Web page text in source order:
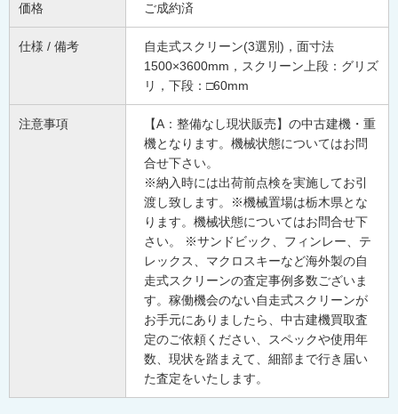
価格 ご成約済
仕様 / 備考
自走式スクリーン(3選別)，面寸法
1500×3600mm，スクリーン上段：グリズ
リ，下段：□60mm
注意事項
【A：整備なし現状販売】の中古建機・重
機となります。機械状態についてはお問
合せ下さい。
※納入時には出荷前点検を実施してお引
渡し致します。※機械置場は栃木県とな
ります。機械状態についてはお問合せ下
さい。 ※サンドビック、フィンレー、テ
レックス、マクロスキーなど海外製の自
走式スクリーンの査定事例多数ございま
す。稼働機会のない自走式スクリーンが
お手元にありましたら、中古建機買取査
定のご依頼ください、スペックや使用年
数、現状を踏まえて、細部まで行き届い
た査定をいたします。